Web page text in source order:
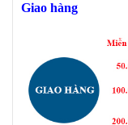
Giao hàng